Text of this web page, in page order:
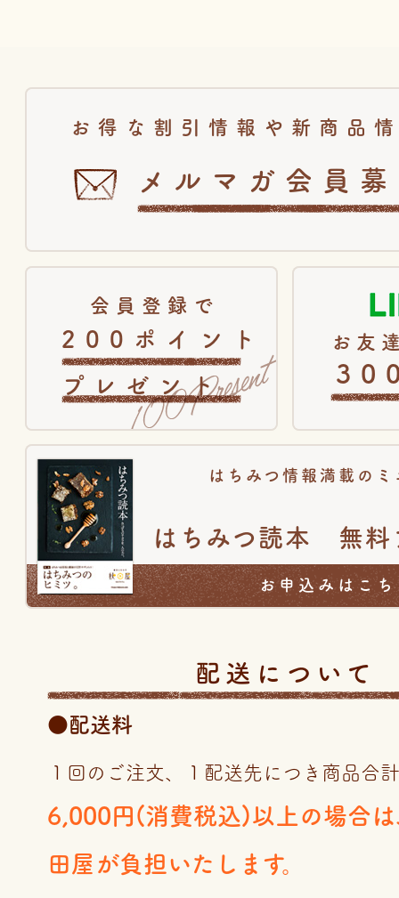
お得な割引情報や新商品
メルマガ会員
会員登録で
200ポイント
プレゼント
お友
はちみつ情報満載のミ
はちみつ読本 無料
お申込みはこ
配送について
●配送料
１回のご注文、１配送先につき商品合
6,000円(消費税込)以上の場合
田屋が負担いたします。